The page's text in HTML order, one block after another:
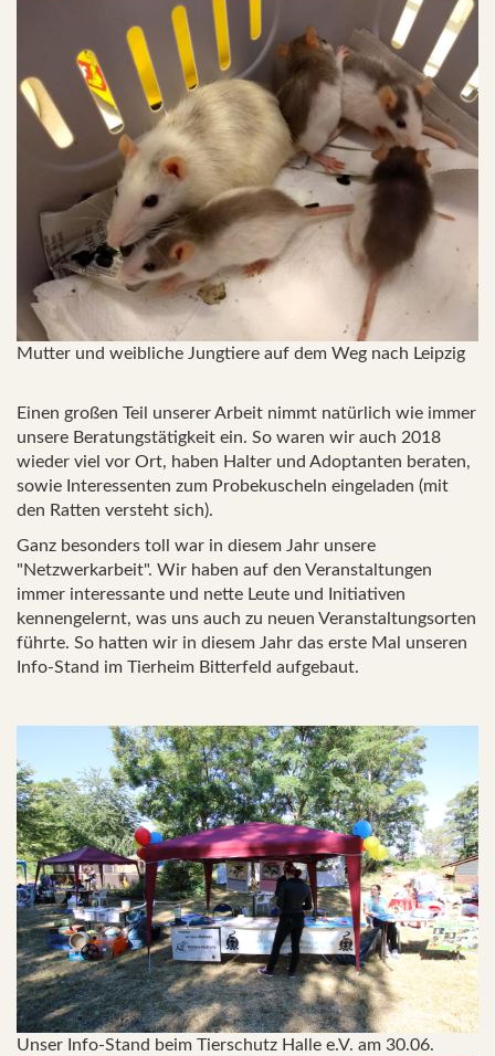
Mutter und weibliche Jungtiere auf dem Weg nach Leipzig
Einen großen Teil unserer Arbeit nimmt natürlich wie immer
unsere Beratungstätigkeit ein. So waren wir auch 2018
wieder viel vor Ort, haben Halter und Adoptanten beraten,
sowie Interessenten zum Probekuscheln eingeladen (mit
den Ratten versteht sich).
Ganz besonders toll war in diesem Jahr unsere
"Netzwerkarbeit". Wir haben auf den Veranstaltungen
immer interessante und nette Leute und Initiativen
kennengelernt, was uns auch zu neuen Veranstaltungsorten
führte. So hatten wir in diesem Jahr das erste Mal unseren
Info-Stand im Tierheim Bitterfeld aufgebaut.
Unser Info-Stand beim Tierschutz Halle e.V. am 30.06.